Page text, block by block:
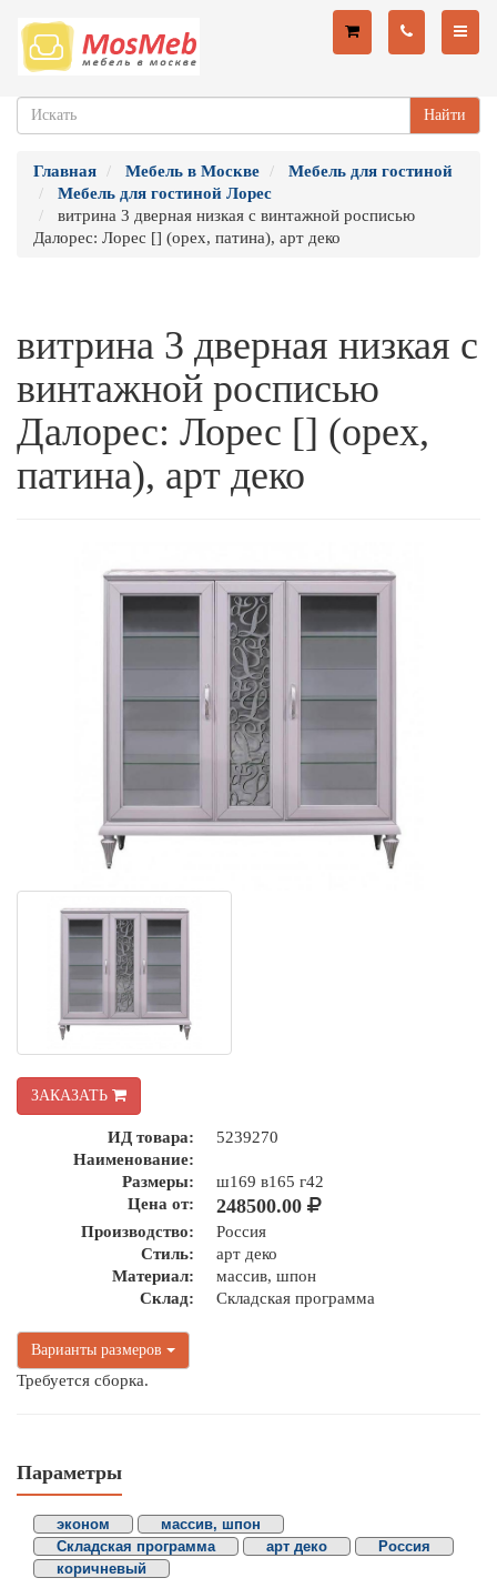
Найти
Главная Мебель в Москве
Мебель для гостиной
Мебель для гостиной Лорес
витрина 3 дверная низкая с винтажной росписью
Далорес: Лорес [] (орех, патина), арт деко
витрина 3 дверная низкая с
винтажной росписью
Далорес: Лорес [] (орех,
патина), арт деко
ЗАКАЗАТЬ
ИД товара:
5239270
Наименование:
Размеры:
ш169 в165 г42
Цена от:
248500.00
Производство:
Россия
Стиль:
арт деко
Материал:
массив, шпон
Склад:
Складская программа
Варианты размеров
Требуется сборка.
Параметры
эконом
массив, шпон
Складская программа
арт деко
Россия
коричневый